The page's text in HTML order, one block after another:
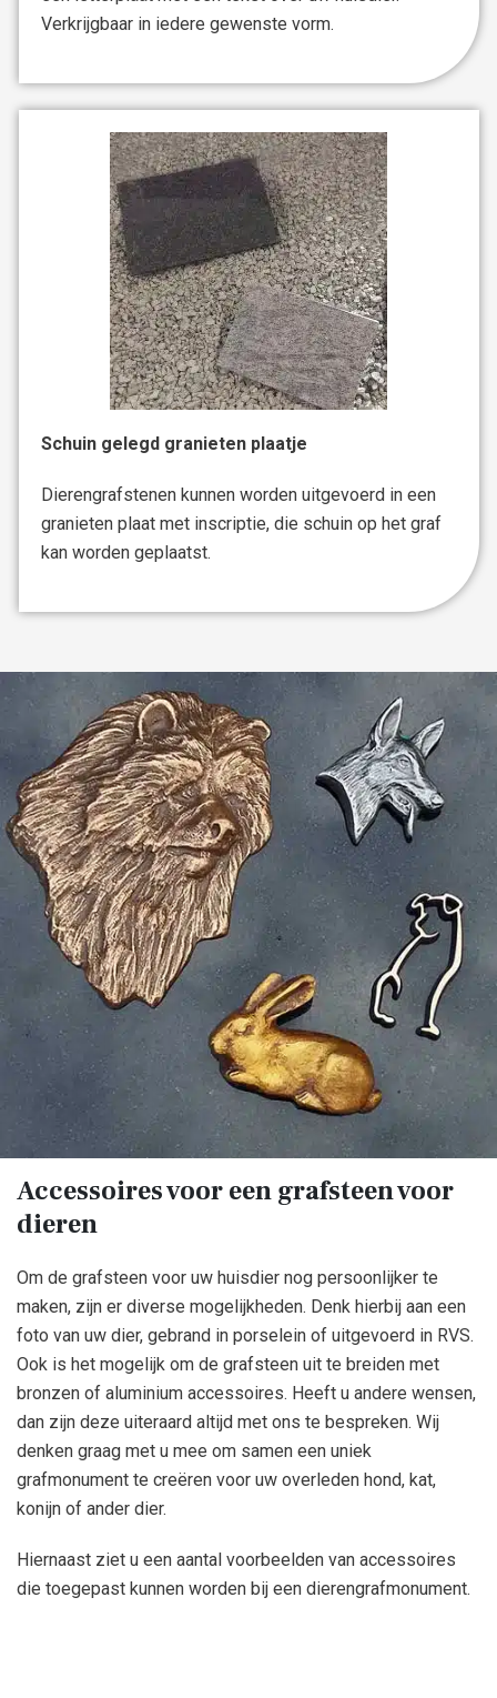
Verkrijgbaar in iedere gewenste vorm.
Schuin gelegd granieten plaatje
Dierengrafstenen kunnen worden uitgevoerd in een
granieten plaat met inscriptie, die schuin op het graf
kan worden geplaatst.
Accessoires voor een grafsteen voor
dieren
Om de grafsteen voor uw huisdier nog persoonlijker te
maken, zijn er diverse mogelijkheden. Denk hierbij aan een
foto van uw dier, gebrand in porselein of uitgevoerd in RVS.
Ook is het mogelijk om de grafsteen uit te breiden met
bronzen of aluminium accessoires. Heeft u andere wensen,
dan zijn deze uiteraard altijd met ons te bespreken. Wij
denken graag met u mee om samen een uniek
grafmonument te creëren voor uw overleden hond, kat,
konijn of ander dier.
Hiernaast ziet u een aantal voorbeelden van accessoires
die toegepast kunnen worden bij een dierengrafmonument.